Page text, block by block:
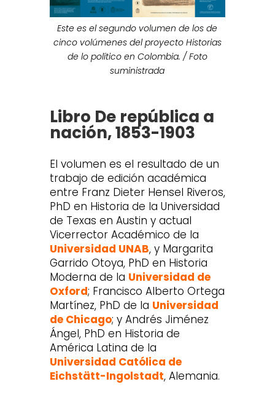
Este es el segundo volumen de los de
cinco volúmenes del proyecto Historias
de lo político en Colombia. / Foto
suministrada
Libro De república a
nación, 1853-1903
El volumen es el resultado de un
trabajo de edición académica
entre Franz Dieter Hensel Riveros,
PhD en Historia de la Universidad
de Texas en Austin y actual
Vicerrector Académico de la
Universidad UNAB, y Margarita
Garrido Otoya, PhD en Historia
Moderna de la Universidad de
Oxford; Francisco Alberto Ortega
Martínez, PhD de la Universidad
de Chicago; y Andrés Jiménez
Ángel, PhD en Historia de
América Latina de la
Universidad Católica de
Eichstätt-Ingolstadt, Alemania.